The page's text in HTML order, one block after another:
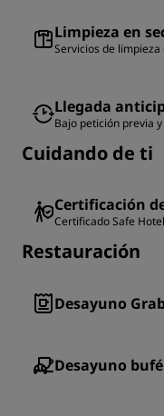
Limpieza en
Servicios de limpieza
Llegada
Bajo petición previa
Cuidando de ti
Certificación
Certificado Safe
Restauración
Desayuno
Desayuno bufé